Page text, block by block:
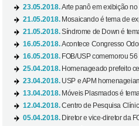
23.05.2018.Arte panô em exibição no
21.05.2018. Mosaicando é tema de
21.05.2018.Síndrome de Down é
16.05.2018.Acontece Congresso
16.05.2018. FOB/USP comemorou
25.04.2018. Homenageado prefeito
23.04.2018. USP e APM
13.04.2018. Móveis Plasmados é
12.04.2018.Centro de Pesquisa
05.04.2018. Diretor e vice-diretor da